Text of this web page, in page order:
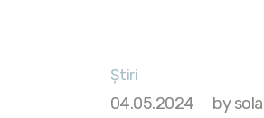
Știri
04.05.2024 by